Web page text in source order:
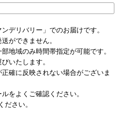
デリバリー」でのお届けです。
ができません。
地域のみ時間帯指定が可能です。
いたします。
確に反映されない場合がございま
をよくご確認ください。
ださい。